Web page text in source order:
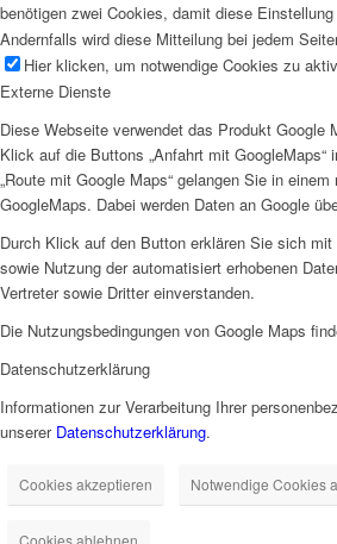
benötigen zwei Cookies, damit diese
Andernfalls wird diese Mitteilung bei jedem
Hier klicken, um notwendige Cookies zu
Externe Dienste
Diese Webseite verwendet das Produkt Google
Klick auf die Buttons „Anfahrt mit
„Route mit Google Maps“ gelangen Sie in
GoogleMaps. Dabei werden Daten an Google
Durch Klick auf den Button erklären Sie sich
sowie Nutzung der automatisiert erhobenen
Vertreter sowie Dritter einverstanden.
Die Nutzungsbedingungen von Google Maps
Datenschutzerklärung
Informationen zur Verarbeitung Ihrer
unserer Datenschutzerklärung.
Cookies akzeptieren Notwendige Cookies